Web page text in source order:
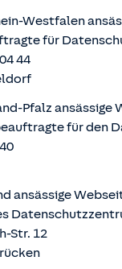
Westfalen
für
44
Pfalz ansässige
für den
ansässige
Str. 12